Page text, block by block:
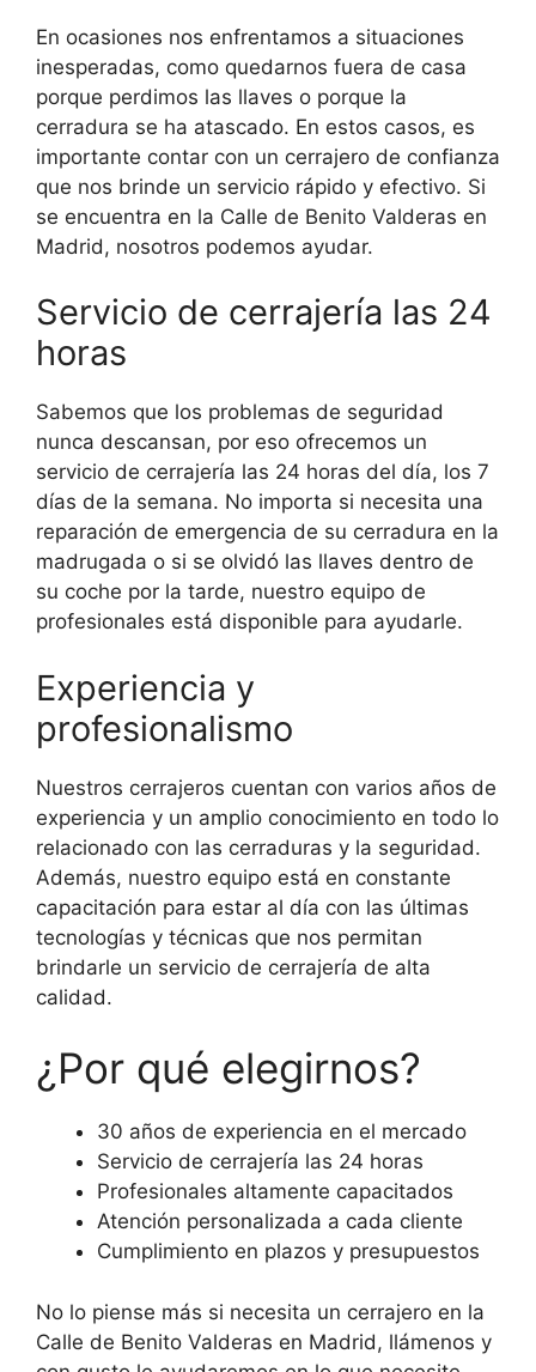
En ocasiones nos enfrentamos a situaciones
inesperadas, como quedarnos fuera de casa
porque perdimos las llaves o porque la
cerradura se ha atascado. En estos casos, es
importante contar con un cerrajero de confianza
que nos brinde un servicio rápido y efectivo. Si
se encuentra en la Calle de Benito Valderas en
Madrid, nosotros podemos ayudar.
Servicio de cerrajería las 24
horas
Sabemos que los problemas de seguridad
nunca descansan, por eso ofrecemos un
servicio de cerrajería las 24 horas del día, los 7
días de la semana. No importa si necesita una
reparación de emergencia de su cerradura en la
madrugada o si se olvidó las llaves dentro de
su coche por la tarde, nuestro equipo de
profesionales está disponible para ayudarle.
Experiencia y
profesionalismo
Nuestros cerrajeros cuentan con varios años de
experiencia y un amplio conocimiento en todo lo
relacionado con las cerraduras y la seguridad.
Además, nuestro equipo está en constante
capacitación para estar al día con las últimas
tecnologías y técnicas que nos permitan
brindarle un servicio de cerrajería de alta
calidad.
¿Por qué elegirnos?
30 años de experiencia en el mercado
Servicio de cerrajería las 24 horas
Profesionales altamente capacitados
Atención personalizada a cada cliente
Cumplimiento en plazos y presupuestos
No lo piense más si necesita un cerrajero en la
Calle de Benito Valderas en Madrid, llámenos y